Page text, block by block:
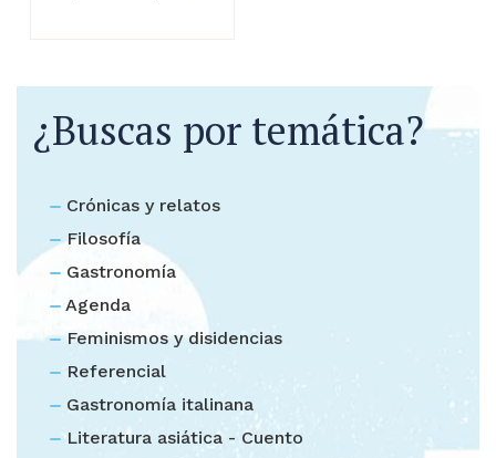
¿Buscas por temática?
Crónicas y relatos
Filosofía
Gastronomía
Agenda
Feminismos y disidencias
Referencial
Gastronomía italinana
Literatura asiática - Cuento